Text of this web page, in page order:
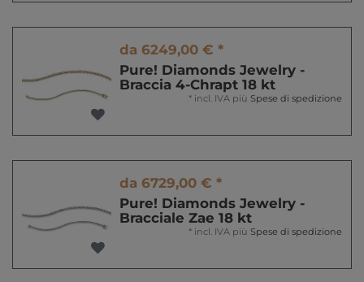
da 6249,00 € *
Pure! Diamonds Jewelry -
Braccia 4-Chrapt 18 kt
* incl. IVA più Spese di spedizione
da 6729,00 € *
Pure! Diamonds Jewelry -
Bracciale Zae 18 kt
* incl. IVA più Spese di spedizione